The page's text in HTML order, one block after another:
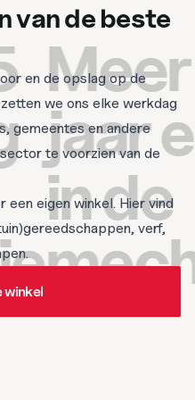
van de beste
en de opslag op de
we ons elke werkdag
gemeentes en andere
te voorzien van de
een eigen winkel. Hier vind
verf,
winkel
winkel
de